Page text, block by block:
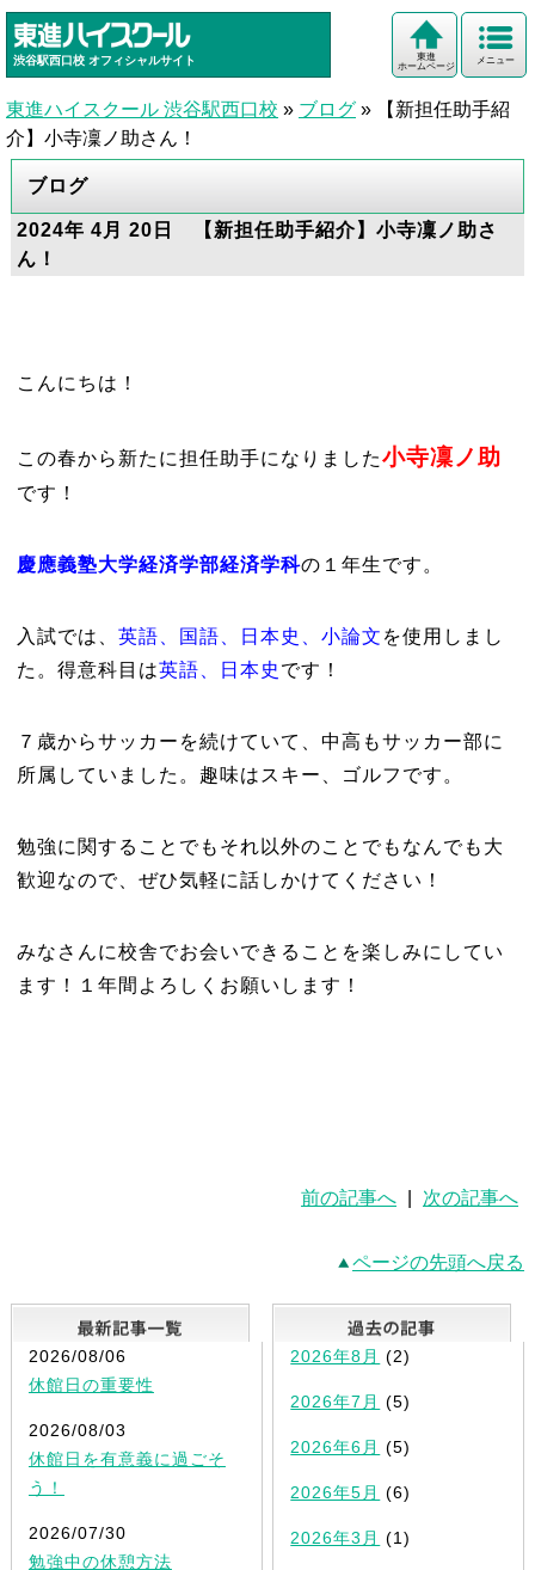
渋谷駅西口校 オフィシャルサイト メニュー
東進
ホームページ
東進ハイスクール 渋谷駅西口校 » ブログ »
【新担任助手紹
介】小寺凜ノ助さん！
ブログ
2024年 4月 20日 【新担任助手紹介】小寺凜ノ助さ
ん！
こんにちは！
この春から新たに担任助手になりました小寺凜ノ助
です！
慶應義塾大学経済学部経済学科の１年生です。
入試では、 英語、国語、日本史、小論文 を使用しまし
た。得意科目は英語、日本史 です！
７歳からサッカーを続けていて、中高もサッカー部に
所属していました。趣味はスキー、ゴルフです。
勉強に関することでもそれ以外のことでもなんでも大
歓迎なので、ぜひ気軽に話しかけてください！
みなさんに校舎でお会いできることを楽しみにしてい
ます！１年間よろしくお願いします！
前の記事へ 次の記事へ
ページの先頭へ戻る
最新記事一覧
2026/08/06
休館日の重要性
2026/08/03
休館日を有意義に過ごそ
う！
2026/07/30
勉強中の休憩方法
2026年8月 (2)
2026年7月 (5)
2026年6月 (5)
2026年5月 (6)
2026年3月 (1)